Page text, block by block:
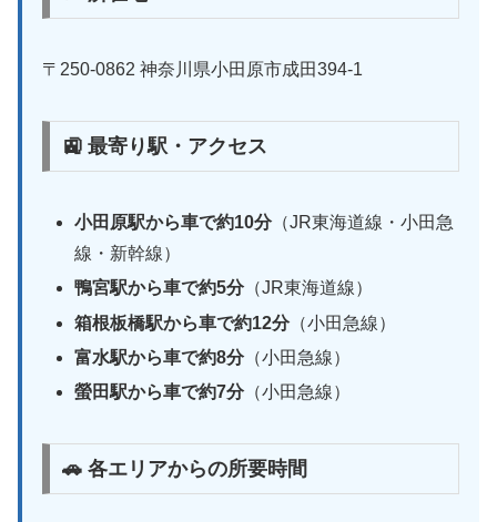
〒250-0862 神奈川県小田原市成田394-1
🚉 最寄り駅・アクセス
小田原駅から車で約10分（JR東海道線・小田急
線・新幹線）
鴨宮駅から車で約5分（JR東海道線）
箱根板橋駅から車で約12分（小田急線）
富水駅から車で約8分（小田急線）
螢田駅から車で約7分（小田急線）
🚗 各エリアからの所要時間